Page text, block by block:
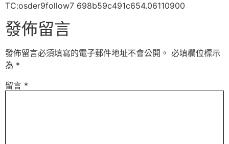
TC:osder9follow7 698b59c491c654.06110900
發佈留言
發佈留言必須填寫的電子郵件地址不會公開。 必填欄位標示
為 *
留言 *